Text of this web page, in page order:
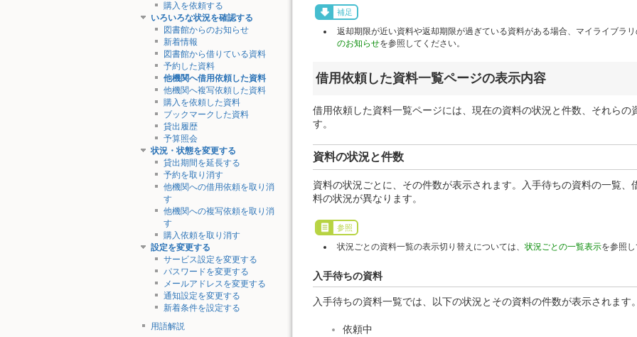
購入を依頼する
いろいろな状況を確認する
図書館からのお知らせ
新着情報
図書館から借りている資料
予約した資料
他機関へ借用依頼した資料
他機関へ複写依頼した資料
購入を依頼した資料
ブックマークした資料
貸出履歴
予算照会
状況・状態を変更する
貸出期間を延長する
予約を取り消す
他機関への借用依頼を取り消
す
他機関への複写依頼を取り消
す
購入依頼を取り消す
設定を変更する
サービス設定を変更する
パスワードを変更する
メールアドレスを変更する
通知設定を変更する
新着条件を設定する
用語解説
補足
返却期限が近い資料や返却期限が過ぎている資料がある場合、マイライブラ
のお知らせを参照してください。
借用依頼した資料一覧ページの表示内容
借用依頼した資料一覧ページには、現在の資料の状況と件数、それら
す。
資料の状況と件数
資料の状況ごとに、その件数が表示されます。入手待ちの資料の一覧
料の状況が異なります。
参照
状況ごとの資料一覧の表示切り替えについては、状況ごとの一覧表示を参照
入手待ちの資料
入手待ちの資料一覧では、以下の状況とその資料の件数が表示されます
依頼中